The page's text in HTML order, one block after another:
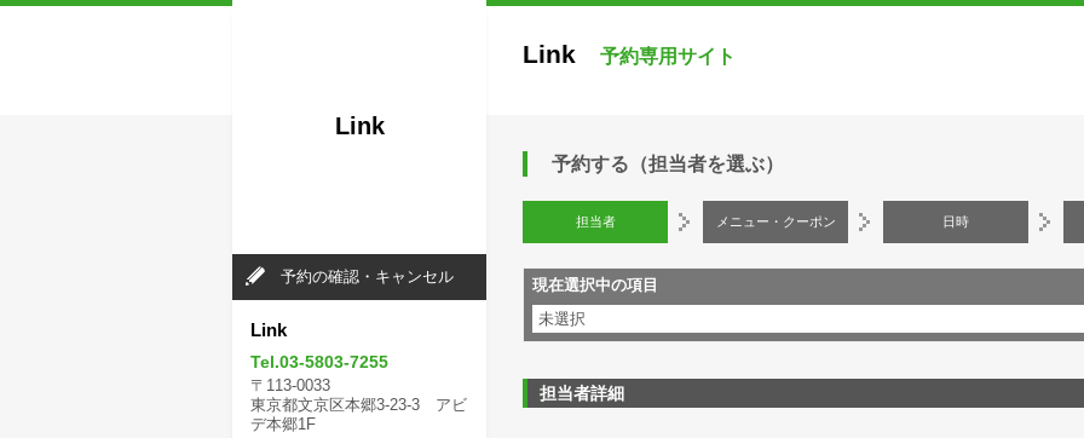
Link 予約専用サイト
予約する（担当者を選ぶ）
担当者 メニュー・クーポン 日時
現在選択中の項目
未選択
担当者詳細
Link
予約の確認・キャンセル
Link
Tel.03-5803-7255
〒113-0033
東京都文京区本郷3-23-3 アビ
デ本郷1F